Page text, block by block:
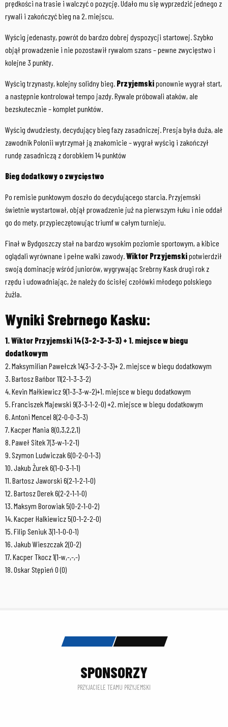
prędkości na trasie i walczyć o pozycję. Udało mu się wyprzedzić jednego z
rywali i zakończyć bieg na 2. miejscu.
Wyścig jedenasty, powrót do bardzo dobrej dyspozycji startowej. Szybko
objął prowadzenie i nie pozostawił rywalom szans – pewne zwycięstwo i
kolejne 3 punkty.
Wyścig trzynasty, kolejny solidny bieg. Przyjemskiponownie wygrał start,
a następnie kontrolował tempo jazdy. Rywale próbowali ataków, ale
bezskutecznie – komplet punktów.
Wyścig dwudziesty, decydujący bieg fazy zasadniczej. Presja była duża, ale
zawodnik Polonii wytrzymał ją znakomicie – wygrał wyścig i zakończył
rundę zasadniczą z dorobkiem 14 punktów
Bieg dodatkowy o zwycięstwo
Po remisie punktowym doszło do decydującego starcia. Przyjemski
świetnie wystartował, objął prowadzenie już na pierwszym łuku i nie oddał
go do mety, przypieczętowując triumf w całym turnieju.
Finał w Bydgoszczy stał na bardzo wysokim poziomie sportowym, a kibice
oglądali wyrównane i pełne walki zawody.Wiktor Przyjemskipotwierdził
swoją dominację wśród juniorów, wygrywając Srebrny Kask drugi rok z
rzędu i udowadniając, że należy do ścisłej czołówki młodego polskiego
żużla.
Wyniki Srebrnego Kasku:
1. Wiktor Przyjemski 14(3-2-3-3-3) + 1. miejsce w biegu
dodatkowym
2. Maksymilian Pawełczk 14(3-3-2-3-3)+ 2. miejsce w biegu dodatkowym
3. Bartosz Bańbor 11(2-1-3-3-2)
4. Kevin Małkiewicz 9(1-3-3-w-2)+1. miejsce w biegu dodatkowym
5. Franciszek Majewski 9(3-3-1-2-0) +2. miejsce w biegu dodatkowym
6. Antoni Mencel 8(2-0-0-3-3)
7. Kacper Mania 8(0,3,2,2,1)
8. Paweł Sitek 7(3-w-1-2-1)
9. Szymon Ludwiczak 6(0-2-0-1-3)
10. Jakub Żurek 6(1-0-3-1-1)
11. Bartosz Jaworski 6(2-1-2-1-0)
12. Bartosz Derek 6(2-2-1-1-0)
13. Maksym Borowiak 5(0-2-1-0-2)
14. Kacper Halkiewicz 5(0-1-2-2-0)
15. Filip Seniuk 3(1-1-0-0-1)
16. Jakub Wieszczak 2(0-2)
17. Kacper Tkocz 1(1-w,-,-,-)
18. Oskar Stępień 0 (0)
SPONSORZY
PRZYJACIELE TEAMU PRZYJEMSKI